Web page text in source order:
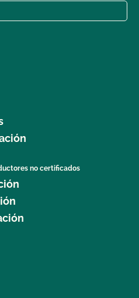
no certificados